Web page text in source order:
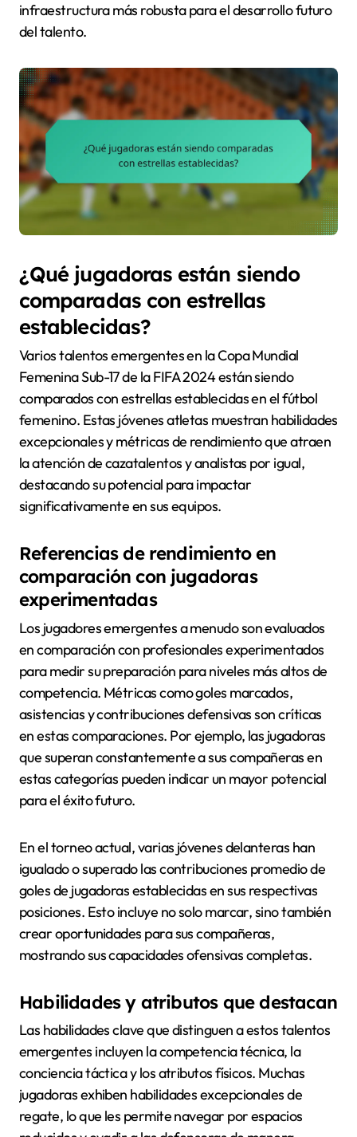
infraestructura más robusta para el desarrollo futuro
del talento.
¿Qué jugadoras están siendo
comparadas con estrellas
establecidas?
Varios talentos emergentes en la Copa Mundial
Femenina Sub-17 de la FIFA 2024 están siendo
comparados con estrellas establecidas en el fútbol
femenino. Estas jóvenes atletas muestran habilidades
excepcionales y métricas de rendimiento que atraen
la atención de cazatalentos y analistas por igual,
destacando su potencial para impactar
significativamente en sus equipos.
Referencias de rendimiento en
comparación con jugadoras
experimentadas
Los jugadores emergentes a menudo son evaluados
en comparación con profesionales experimentados
para medir su preparación para niveles más altos de
competencia. Métricas como goles marcados,
asistencias y contribuciones defensivas son críticas
en estas comparaciones. Por ejemplo, las jugadoras
que superan constantemente a sus compañeras en
estas categorías pueden indicar un mayor potencial
para el éxito futuro.
En el torneo actual, varias jóvenes delanteras han
igualado o superado las contribuciones promedio de
goles de jugadoras establecidas en sus respectivas
posiciones. Esto incluye no solo marcar, sino también
crear oportunidades para sus compañeras,
mostrando sus capacidades ofensivas completas.
Habilidades y atributos que destacan
Las habilidades clave que distinguen a estos talentos
emergentes incluyen la competencia técnica, la
conciencia táctica y los atributos físicos. Muchas
jugadoras exhiben habilidades excepcionales de
regate, lo que les permite navegar por espacios